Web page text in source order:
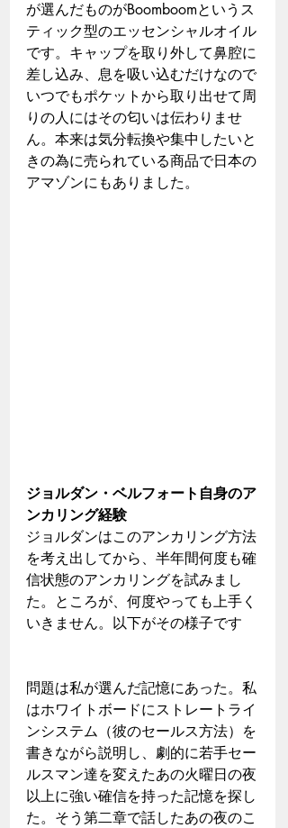
が選んだものがBoomboomというス
ティック型のエッセンシャルオイル
です。キャップを取り外して鼻腔に
差し込み、息を吸い込むだけなので
いつでもポケットから取り出せて周
りの人にはその匂いは伝わりませ
ん。本来は気分転換や集中したいと
きの為に売られている商品で日本の
アマゾンにもありました。
ジョルダン・ベルフォート自身のア
ンカリング経験
ジョルダンはこのアンカリング方法
を考え出してから、半年間何度も確
信状態のアンカリングを試みまし
た。ところが、何度やっても上手く
いきません。以下がその様子です
問題は私が選んだ記憶にあった。私
はホワイトボードにストレートライ
ンシステム（彼のセールス方法）を
書きながら説明し、劇的に若手セー
ルスマン達を変えたあの火曜日の夜
以上に強い確信を持った記憶を探し
た。そう第二章で話したあの夜のこ